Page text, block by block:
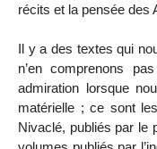
récits et la pensée des
Il y a des textes qui
n’en comprenons
admiration lorsque
matérielle ; ce sont
Nivaclé, publiés par le